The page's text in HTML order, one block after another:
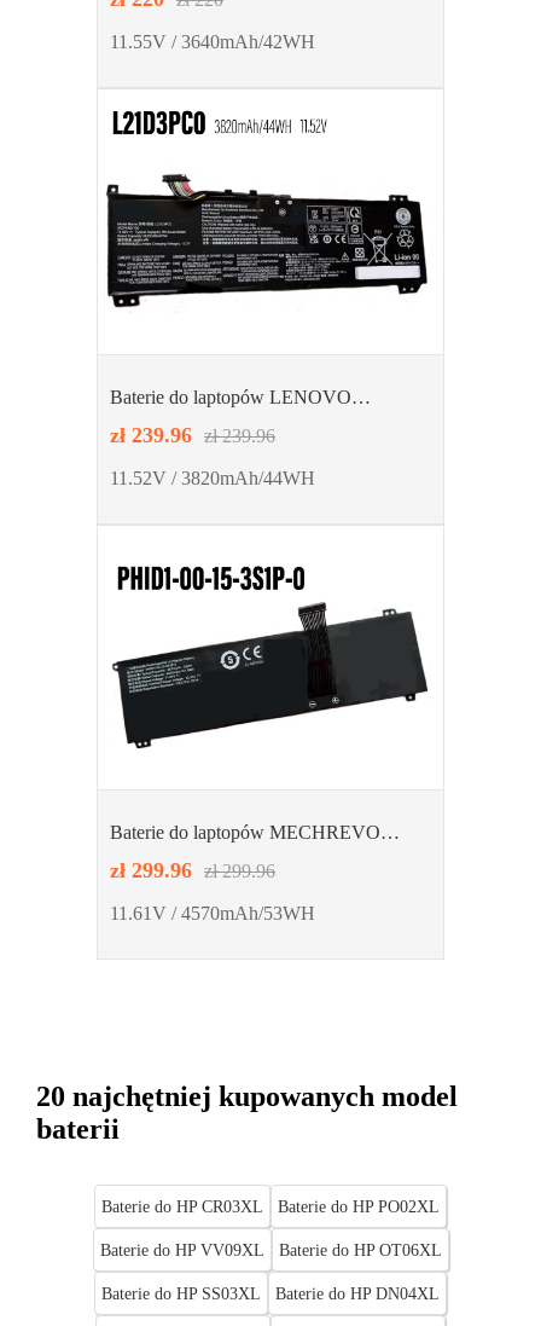
11.55V / 3640mAh/42WH
Baterie do laptopów LENOVO
zł 239.96 zł 239.96
11.52V / 3820mAh/44WH
Baterie do laptopów MECHREVO
zł 299.96 zł 299.96
11.61V / 4570mAh/53WH
20 najchętniej kupowanych model
baterii
Baterie do HP CR03XL Baterie do HP PO02XL
Baterie do HP VV09XL Baterie do HP OT06XL
Baterie do HP SS03XL Baterie do HP DN04XL